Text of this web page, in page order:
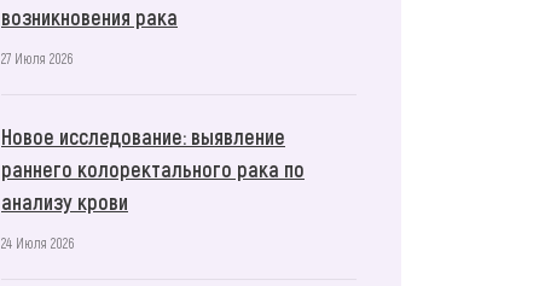
возникновения рака
27 Июля 2026
Новое исследование: выявление
раннего колоректального рака по
анализу крови
24 Июля 2026